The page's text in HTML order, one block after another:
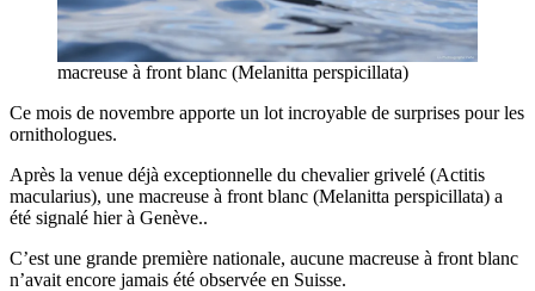
macreuse à front blanc (Melanitta perspicillata)
Ce mois de novembre apporte un lot incroyable de surprises pour les
ornithologues.
Après la venue déjà exceptionnelle du chevalier grivelé (Actitis
macularius), une macreuse à front blanc (Melanitta perspicillata) a
été signalé hier à Genève..
C’est une grande première nationale, aucune macreuse à front blanc
n’avait encore jamais été observée en Suisse.